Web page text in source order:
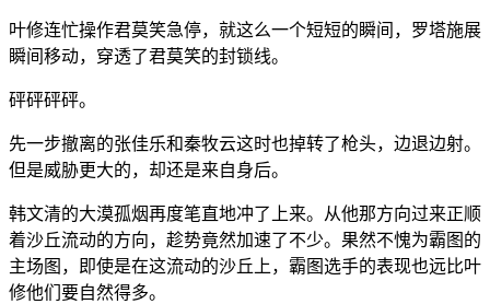
叶修连忙操作君莫笑急停，就这么一个短短的瞬间，罗塔施展
瞬间移动，穿透了君莫笑的封锁线。
砰砰砰砰。
先一步撤离的张佳乐和秦牧云这时也掉转了枪头，边退边射。
但是威胁更大的，却还是来自身后。
韩文清的大漠孤烟再度笔直地冲了上来。从他那方向过来正顺
着沙丘流动的方向，趁势竟然加速了不少。果然不愧为霸图的
主场图，即使是在这流动的沙丘上，霸图选手的表现也远比叶
修他们要自然得多。